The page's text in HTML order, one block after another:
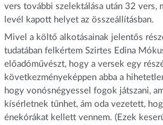
vers további szelektálása után 32 vers,
levél kapott helyet az összeállításban.
Mivel a költő alkotásainak jelentős
tudatában felkértem Szirtes Edina
előadóművészt, hogy a versek egy
következményeképpen abba a
hogy vonósnégyessel fogok játszani,
kísérletnek tűnhet, ám oda vezetett,
énekórákat kellett vennem. (Ezek